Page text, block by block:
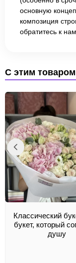
основную
композиция
обратитесь к
С этим
Классический
букет, который
душу